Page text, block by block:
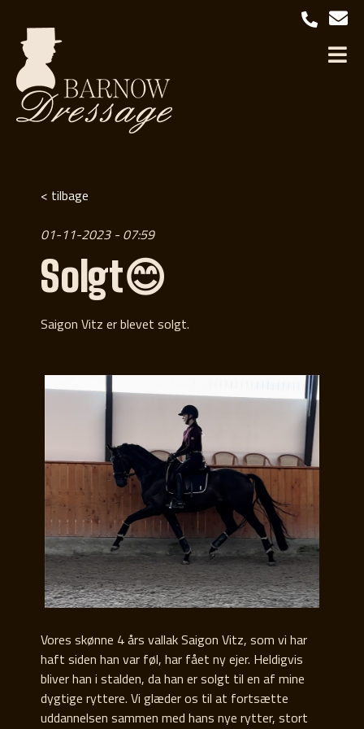
< tilbage
01-11-2023 - 07:59
Solgt😊
Saigon Vitz er blevet solgt.
Vores skønne 4 års vallak Saigon Vitz, som vi har
haft siden han var føl, har fået ny ejer. Heldigvis
bliver han i stalden, da han er solgt til en af mine
dygtige ryttere. Vi glæder os til at fortsætte
uddannelsen sammen med hans nye rytter, stort